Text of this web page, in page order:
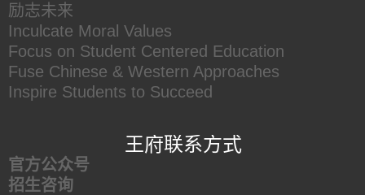
励志未来
Inculcate Moral Values
Focus on Student Centered Education
Fuse Chinese & Western Approaches
Inspire Students to Succeed
王府联系方式
官方公众号
招生咨询